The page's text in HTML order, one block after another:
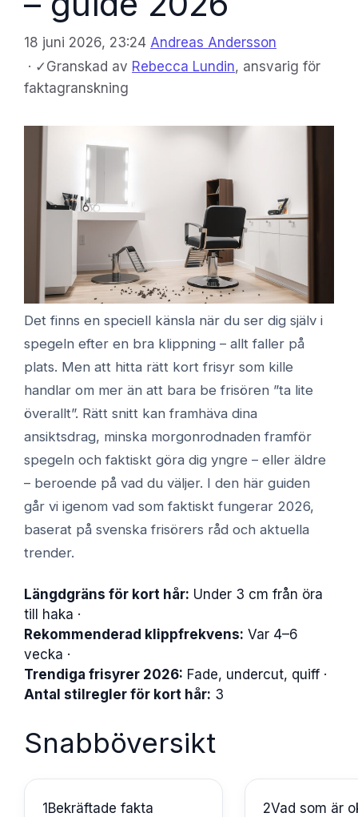
18 juni 2026, 23:24 Andreas Andersson
· ✓Granskad av Rebecca Lundin, ansvarig för
faktagranskning
Det finns en speciell känsla när du ser dig själv i
spegeln efter en bra klippning – allt faller på
plats. Men att hitta rätt kort frisyr som kille
handlar om mer än att bara be frisören ”ta lite
överallt”. Rätt snitt kan framhäva dina
ansiktsdrag, minska morgonrodnaden framför
spegeln och faktiskt göra dig yngre – eller äldre
– beroende på vad du väljer. I den här guiden
går vi igenom vad som faktiskt fungerar 2026,
baserat på svenska frisörers råd och aktuella
trender.
Längdgräns för kort hår: Under 3 cm från öra
till haka ·
Rekommenderad klippfrekvens: Var 4–6
vecka ·
Trendiga frisyrer 2026: Fade, undercut, quiff ·
Antal stilregler för kort hår: 3
Snabböversikt
1Bekräftade fakta 2Vad som är